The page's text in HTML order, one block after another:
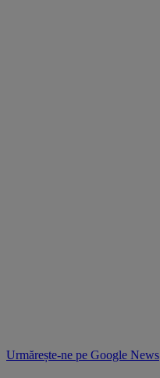
Urmărește-ne pe Google News